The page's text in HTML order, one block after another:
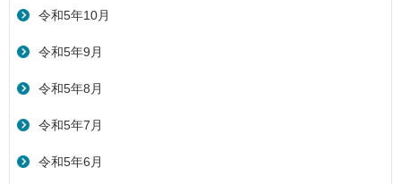
令和5年10月
令和5年9月
令和5年8月
令和5年7月
令和5年6月